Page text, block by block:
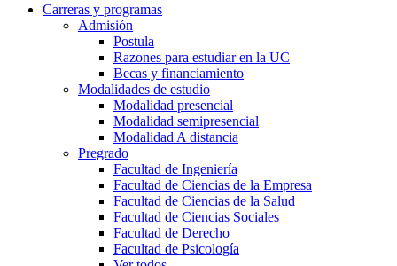
Carreras y programas
Admisión
Postula
Razones para estudiar en la UC
Becas y financiamiento
Modalidades de estudio
Modalidad presencial
Modalidad semipresencial
Modalidad A distancia
Pregrado
Facultad de Ingeniería
Facultad de Ciencias de la Empresa
Facultad de Ciencias de la Salud
Facultad de Ciencias Sociales
Facultad de Derecho
Facultad de Psicología